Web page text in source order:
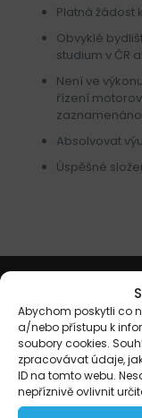
Abychom poskytli co
a/nebo přístupu k
soubory cookies.
zpracovávat údaje,
ID na tomto webu.
nepříznivě ovlivnit
Platná žádost
Obvyklé
studium v ČR
Není ve
řízení
zaznamenáno
Absolvovat
Úspěšné